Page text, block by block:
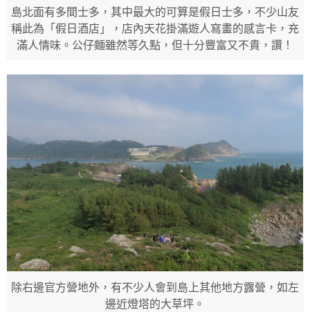
島北面有多間士多，其中最大的可算是假日士多，不少山友
稱此為「假日酒店」，店內天花掛滿遊人寫畫的感言卡，充
滿人情味。公仔麵雖然等久點，但十分豐富又不貴，讚！
除右邊官方營地外，有不少人會到島上其他地方露營，如左
邊近燈塔的大草坪。